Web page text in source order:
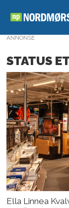
ANNONSE
STATUS
Ella Linnea